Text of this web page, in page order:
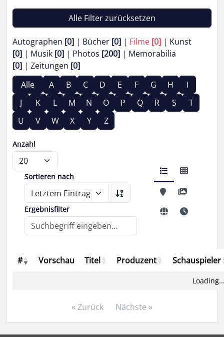
Alle Filter zurücksetzen
Autographen [0] Bücher [0] Filme [0]
Kunst
[0]
Musik [0] Photos [200]
Memorabilia
[0]
Zeitungen [0]
Alle
A B C D E F G H
I
J
K L M N O P Q R S
T
U
V W X Y Z
Anzahl
Sortieren nach
Ergebnisfilter
# Vorschau Titel Produzent Schauspieler
« Zurück Nächste »